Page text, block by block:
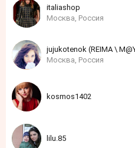
italiashop
Москва, Россия
jujukotenok (REIMA \
Москва, Россия
kosmos1402
lilu.85